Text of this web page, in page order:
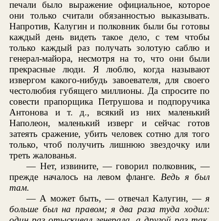
печали было выражение официальное, которое
они только считали обязанностью выказывать.
Напротив, Калугин и полковник были бы готовы
каждый день видеть такое дело, с тем чтобы
только каждый раз получать золотую саблю и
генерал-майора, несмотря на то, что они были
прекрасные люди. Я люблю, когда называют
извергом какого-нибудь завоевателя, для своего
честолюбия губящего миллионы. Да спросите по
совести прапорщика Петрушова и подпоручика
Антонова и т. д., всякий из них маленький
Наполеон, маленький изверг и сейчас готов
затеять сражение, убить человек сотню для того
только, чтоб получить лишнюю звездочку или
треть жалованья.
— Нет, извините, — говорил полковник, —
прежде началось на левом фланге. Ведь я был
там.
— А может быть, — отвечал Калугин, — я
больше был на правом; я два раза туда ходил: